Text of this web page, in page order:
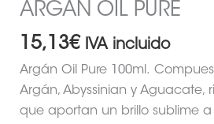
ARGÁN OIL PURE
15,13€ IVA incluido
Argán Oil Pure 100ml.
Argán, Abyssinian y Aguacate,
que aportan un brillo sublime a